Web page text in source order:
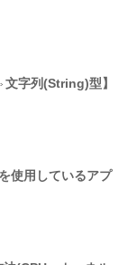
字列(String)型】
使用しているアプ